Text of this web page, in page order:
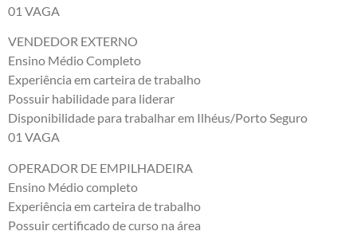
01 VAGA
VENDEDOR EXTERNO
Ensino Médio Completo
Experiência em carteira de trabalho
Possuir habilidade para liderar
Disponibilidade para trabalhar em Ilhéus/Porto Seguro
01 VAGA
OPERADOR DE EMPILHADEIRA
Ensino Médio completo
Experiência em carteira de trabalho
Possuir certificado de curso na área